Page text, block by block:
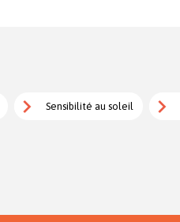
Sensibilité au soleil